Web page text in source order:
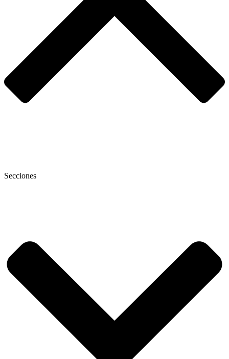
Secciones